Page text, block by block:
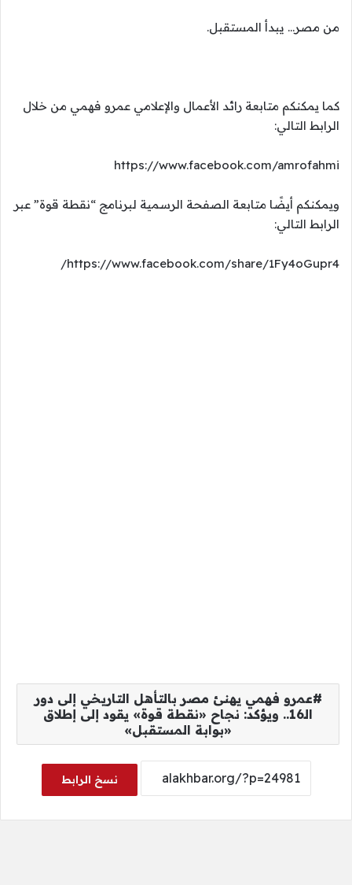
من مصر… يبدأ المستقبل.
كما يمكنكم متابعة رائد الأعمال والإعلامي عمرو فهمي من خلال
الرابط التالي:
https://www.facebook.com/amrofahmi
ويمكنكم أيضًا متابعة الصفحة الرسمية لبرنامج “نقطة قوة” عبر
الرابط التالي:
https://www.facebook.com/share/1Fy4oGupr4/
عمرو فهمي يهنئ مصر بالتأهل التاريخي إلى دور
الـ16.. ويؤكد: نجاح «نقطة قوة» يقود إلى إطلاق
«بوابة المستقبل»
نسخ الرابط